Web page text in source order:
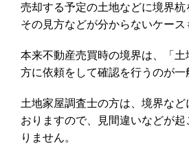
売却する予定の土地などに境界杭
その見方などが分からないケース
本来不動産売買時の境界は、「
方に依頼をして確認を行うのが一
土地家屋調査士の方は、境界など
おりますので、見間違いなどが
りません。